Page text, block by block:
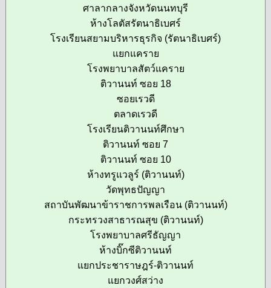
ศาลากลางจังหวัดนนทบุรี
ห้างโลตัสรัตนาธิเบศร์
โรงเรียนสยามบริหารธุรกิจ (รัตนาธิเบศร์)
แยกแคราย
โรงพยาบาลสัตว์แคราย
ติวานนท์ ซอย 18
ซอยเรวดี
ตลาดเรวดี
โรงเรียนติวานนท์ศึกษา
ติวานนท์ ซอย 7
ติวานนท์ ซอย 10
ห้างทรูแวลูร์ (ติวานนท์)
วัดพุทธปัญญา
สถาบันพัฒนาข้าราชการพลเรือน (ติวานนท์)
กระทรวงสาธารณสุข (ติวานนท์)
โรงพยาบาลศรีธัญญา
ห้างบิ๊กซีติวานนท์
แยกประชาราษฎร์-ติวานนท์
แยกวงศ์สว่าง